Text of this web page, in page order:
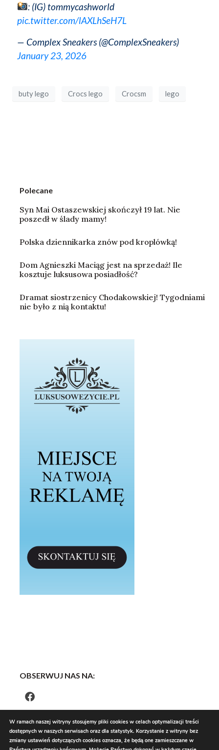
: (IG) tommycashworld
pic.twitter.com/lAXLhSeH7L
— Complex Sneakers (@ComplexSneakers)
January 23, 2026
buty lego Crocs lego Crocsm lego
Polecane
Syn Mai Ostaszewskiej skończył 19 lat. Nie
poszedł w ślady mamy!
Polska dziennikarka znów pod kroplówką!
Dom Agnieszki Maciąg jest na sprzedaż! Ile
kosztuje luksusowa posiadłość?
Dramat siostrzenicy Chodakowskiej! Tygodniami
nie było z nią kontaktu!
OBSERWUJ NAS NA:
W ramach naszej witryny stosujemy pliki cookies w celach optymalizacji treści
dostępnych w naszych serwisach oraz dla statystyk. Korzystanie z witryny bez
zmiany ustawień dotyczących cookies oznacza, że będą one zamieszczane w